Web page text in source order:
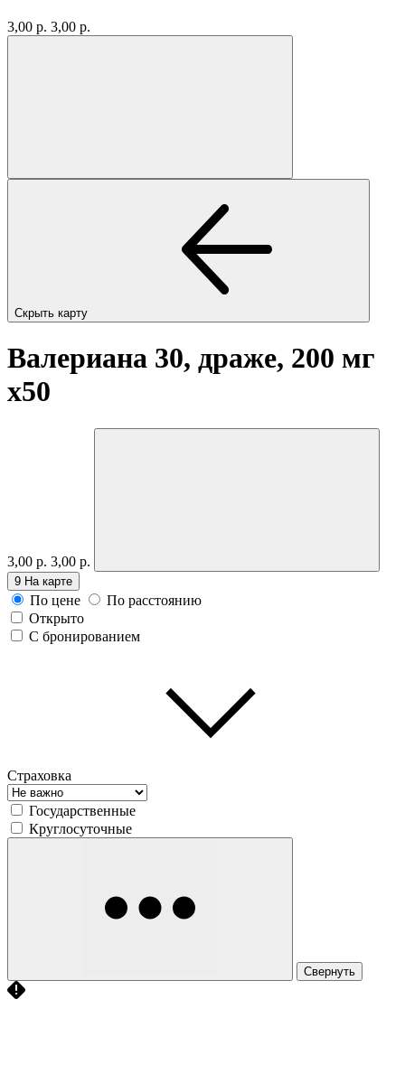
3,00 р. 3,00 р.
Скрыть карту
Валериана 30, драже, 200 мг
x50
3,00 р. 3,00 р.
9 На карте
По цене
По расстоянию
Открыто
С бронированием
Страховка
Государственные
Круглосуточные
Свернуть